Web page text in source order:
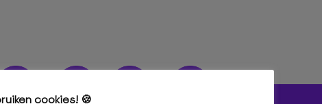
cookies! 🍪